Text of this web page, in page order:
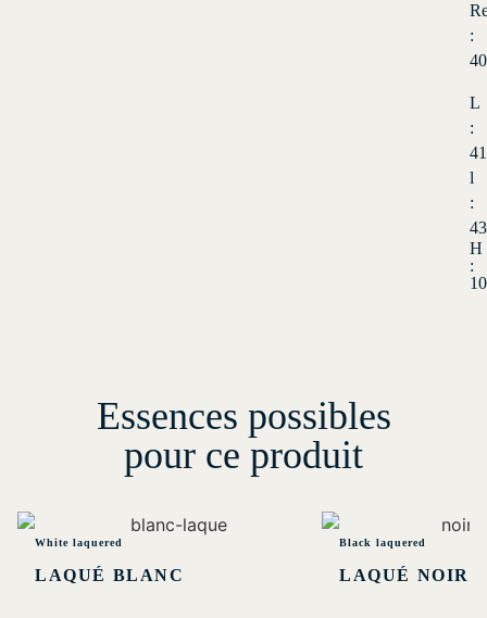
:
L
:
l
:
H
:
Essences possibles
pour ce produit
White laquered
LAQUÉ BLANC
Black laquered
LAQUÉ NOIR